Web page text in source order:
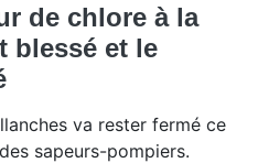
de chlore à la
blessé et le
va rester fermé ce
sapeurs-pompiers.